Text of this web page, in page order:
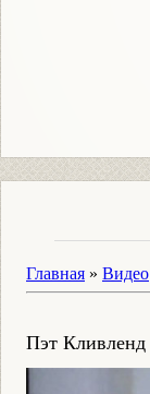
Главная » Видео
Пэт Кливленд